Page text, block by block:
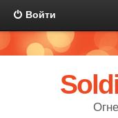
Войти